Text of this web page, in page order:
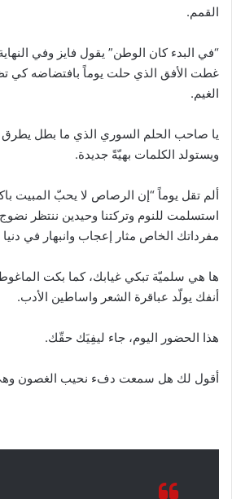
القمم.
“في البدء كان الوطن” يقول فايز وفي
غطت الأفق الذي حلت يوماً بافتضاضه كي
الغيم.
يا صاحب الحلم السوري الذي ما بطل يطرق
ويستولد الكلمات بهيّةً جديدة.
ألم تقل يوماً “إن الرصاص لا يحبّ المبيت
استسلمت للنوم وتركتنا وحيدين ننتظر
مفرداتك الخاص مثار إعجاب وانبهار في دنيا
ها هي سلميّة تبكي غيابك، كما بكت
أنفك يولّد عباقرة الشعر واساطين الأدب.
هذا الحضور اليوم، جاء ليفِيَك حقّك.
أقول لك هل سمعت دفء نحيب الغصون وهي